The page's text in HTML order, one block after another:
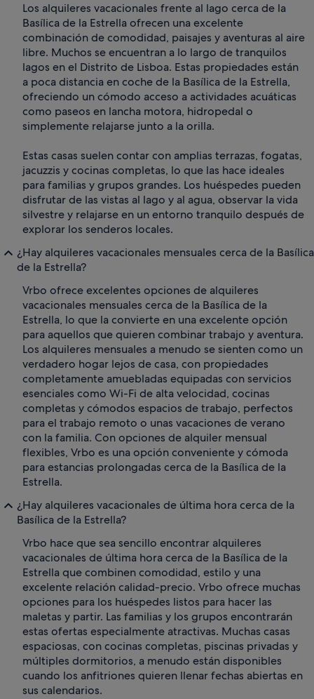
Los alquileres vacacionales frente al lago cerca de la
Basílica de la Estrella ofrecen una excelente
combinación de comodidad, paisajes y aventuras al aire
libre. Muchos se encuentran a lo largo de tranquilos
lagos en el Distrito de Lisboa. Estas propiedades están
a poca distancia en coche de la Basílica de la Estrella,
ofreciendo un cómodo acceso a actividades acuáticas
como paseos en lancha motora, hidropedal o
simplemente relajarse junto a la orilla.
Estas casas suelen contar con amplias terrazas, fogatas,
jacuzzis y cocinas completas, lo que las hace ideales
para familias y grupos grandes. Los huéspedes pueden
disfrutar de las vistas al lago y al agua, observar la vida
silvestre y relajarse en un entorno tranquilo después de
explorar los senderos locales.
¿Hay alquileres vacacionales mensuales cerca de la Basílica
de la Estrella?
Vrbo ofrece excelentes opciones de alquileres
vacacionales mensuales cerca de la Basílica de la
Estrella, lo que la convierte en una excelente opción
para aquellos que quieren combinar trabajo y aventura.
Los alquileres mensuales a menudo se sienten como un
verdadero hogar lejos de casa, con propiedades
completamente amuebladas equipadas con servicios
esenciales como Wi-Fi de alta velocidad, cocinas
completas y cómodos espacios de trabajo, perfectos
para el trabajo remoto o unas vacaciones de verano
con la familia. Con opciones de alquiler mensual
flexibles, Vrbo es una opción conveniente y cómoda
para estancias prolongadas cerca de la Basílica de la
Estrella.
¿Hay alquileres vacacionales de última hora cerca de la
Basílica de la Estrella?
Vrbo hace que sea sencillo encontrar alquileres
vacacionales de última hora cerca de la Basílica de la
Estrella que combinen comodidad, estilo y una
excelente relación calidad-precio. Vrbo ofrece muchas
opciones para los huéspedes listos para hacer las
maletas y partir. Las familias y los grupos encontrarán
estas ofertas especialmente atractivas. Muchas casas
espaciosas, con cocinas completas, piscinas privadas y
múltiples dormitorios, a menudo están disponibles
cuando los anfitriones quieren llenar fechas abiertas en
sus calendarios.